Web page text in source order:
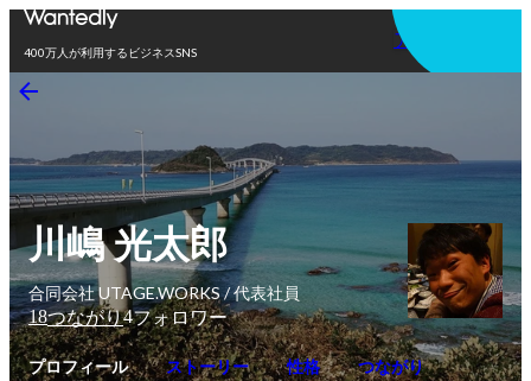
400万人が利用するビジネスSNS
アプリを使う
川嶋 光太郎
合同会社 UTAGE.WORKS / 代表社員
18つながり4フォロワー
プロフィール ストーリー 性格 つながり